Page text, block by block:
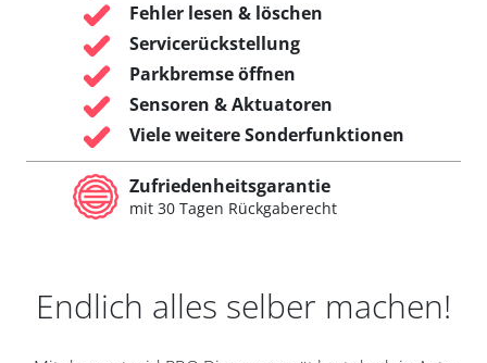
Fehler lesen & löschen
Servicerückstellung
Parkbremse öffnen
Sensoren & Aktuatoren
Viele weitere Sonderfunktionen
Zufriedenheitsgarantie
mit 30 Tagen Rückgaberecht
Endlich alles selber machen!